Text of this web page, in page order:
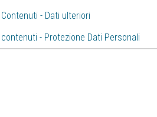
- Dati ulteriori
- Protezione Dati Personali